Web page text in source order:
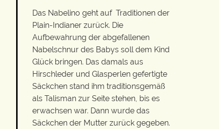
Das Nabelino geht auf Traditionen der
Plain-Indianer zurück. Die
Aufbewahrung der abgefallenen
Nabelschnur des Babys soll dem Kind
Glück bringen. Das damals aus
Hirschleder und Glasperlen gefertigte
Säckchen stand ihm traditionsgemäß
als Talisman zur Seite stehen, bis es
erwachsen war. Dann wurde das
Säckchen der Mutter zurück gegeben.